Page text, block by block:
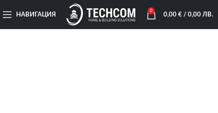
НАВИГАЦИЯ
0
0,00 €/ 0,00 ЛВ.